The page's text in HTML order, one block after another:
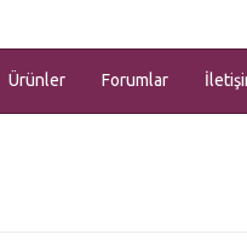
Ürünler Forumlar